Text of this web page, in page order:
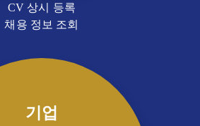
CV 상시 등록
채용 정보 조회
기업